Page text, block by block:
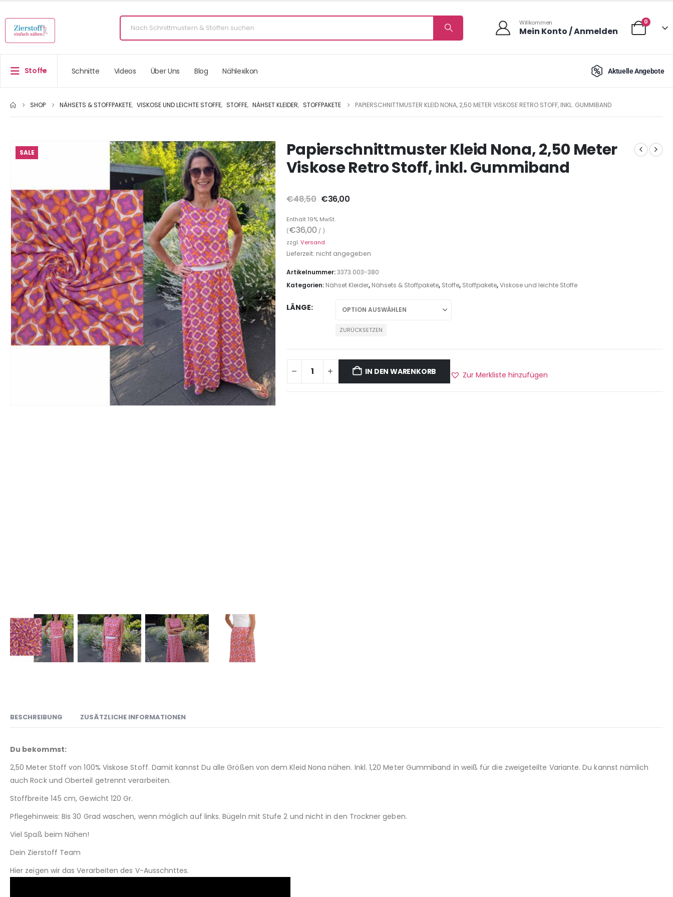
Willkommen
Mein Konto / Anmelden
0
Stoffe Schnitte Videos Über Uns Blog Nählexikon Aktuelle Angebote
SHOP NÄHSETS & STOFFPAKETE, VISKOSE UND LEICHTE STOFFE, STOFFE, NÄHSET KLEIDER, STOFFPAKETE PAPIERSCHNITTMUSTER KLEID NONA, 2,50 METER VISKOSE RETRO STOFF, INKL. GUMMIBAND
SALE
Papierschnittmuster Kleid Nona, 2,50 Meter
Viskose Retro Stoff, inkl. Gummiband
€48,50 €36,00
Enthält 19% MwSt.
(€36,00 / )
zzgl.Versand
Lieferzeit: nicht angegeben
Artikelnummer:3373.003-380
Kategorien: Nähset Kleider, Nähsets & Stoffpakete, Stoffe, Stoffpakete,Viskose und leichte Stoffe
LÄNGE
ZURÜCKSETZEN
IN DEN WARENKORB Zur Merkliste hinzufügen
BESCHREIBUNG ZUSÄTZLICHE INFORMATIONEN
Du bekommst:
2,50 Meter Stoff von 100% Viskose Stoff. Damit kannst Du alle Größen von dem Kleid Nona nähen. Inkl. 1,20 Meter Gummiband in weiß für die zweigeteilte Variante. Du kannst nämlich
auch Rock und Oberteil getrennt verarbeiten.
Stoffbreite 145 cm, Gewicht 120 Gr.
Pflegehinweis: Bis 30 Grad waschen, wenn möglich auf links. Bügeln mit Stufe 2 und nicht in den Trockner geben.
Viel Spaß beim Nähen!
Dein Zierstoff Team
Hier zeigen wir das Verarbeiten des V-Ausschnttes.